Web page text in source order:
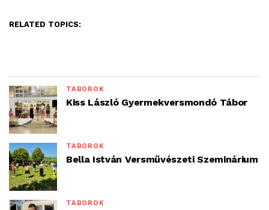
RELATED TOPICS:
TÁBOROK
Kiss László Gyermekversmondó Tábor
TÁBOROK
Bella István Versművészeti Szeminárium
TÁBOROK